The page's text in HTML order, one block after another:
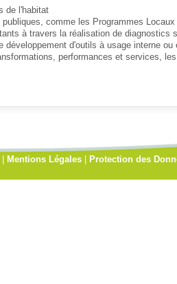
de l'habitat
comme les Programmes
à travers la réalisation de
développement d'outils à usage interne
performances et services,
Mentions Légales Protection des